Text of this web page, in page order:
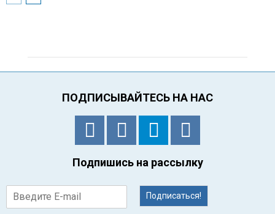
ПОДПИСЫВАЙТЕСЬ НА НАС
Подпишись на рассылку
Подписаться!